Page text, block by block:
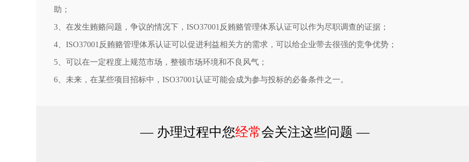
助；
3、在发生贿赂问题，争议的情况下，ISO37001反贿赂管理体系认证可以作为尽职调查的证据；
4、ISO37001反贿赂管理体系认证可以促进利益相关方的需求，可以给企业带去很强的竞争优势；
5、可以在一定程度上规范市场，整顿市场环境和不良风气；
6、未来，在某些项目招标中，ISO37001认证可能会成为参与投标的必备条件之一。
— 办理过程中您经常会关注这些问题 —